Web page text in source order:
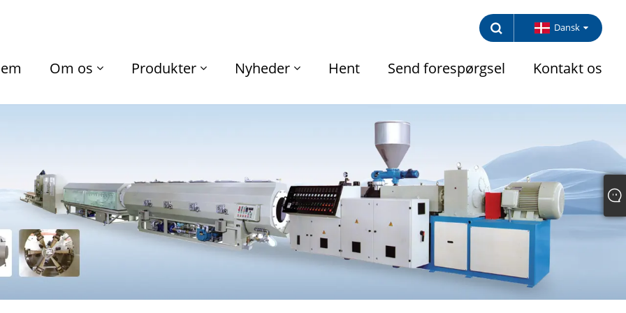
Dansk
Om os Produkter Nyheder Hent Send forespørgsel Kontakt os